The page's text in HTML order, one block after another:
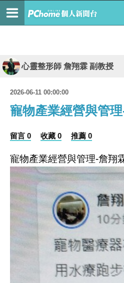
心靈整形師 詹翔霖 副教授
2026-06-11 00:00:00
寵物產業經營與管
留言 0 收藏 0 推薦 0
寵物產業經營與管理-詹翔